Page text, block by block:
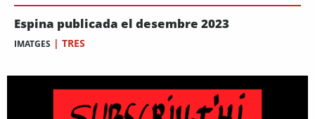
Espina publicada el desembre 2023
IMATGES | TRES